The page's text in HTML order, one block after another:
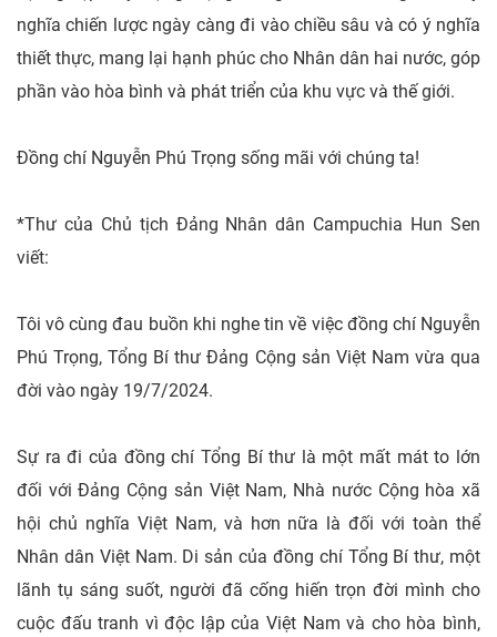
nghĩa chiến lược ngày càng đi vào chiều sâu và có ý nghĩa
thiết thực, mang lại hạnh phúc cho Nhân dân hai nước, góp
phần vào hòa bình và phát triển của khu vực và thế giới.
Đồng chí Nguyễn Phú Trọng sống mãi với chúng ta!
*Thư của Chủ tịch Đảng Nhân dân Campuchia Hun Sen
viết:
Tôi vô cùng đau buồn khi nghe tin về việc đồng chí Nguyễn
Phú Trọng, Tổng Bí thư Đảng Cộng sản Việt Nam vừa qua
đời vào ngày 19/7/2024.
Sự ra đi của đồng chí Tổng Bí thư là một mất mát to lớn
đối với Đảng Cộng sản Việt Nam, Nhà nước Cộng hòa xã
hội chủ nghĩa Việt Nam, và hơn nữa là đối với toàn thể
Nhân dân Việt Nam. Di sản của đồng chí Tổng Bí thư, một
lãnh tụ sáng suốt, người đã cống hiến trọn đời mình cho
cuộc đấu tranh vì độc lập của Việt Nam và cho hòa bình,